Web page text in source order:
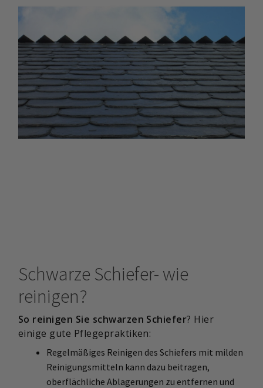
Schwarze Schiefer- wie
reinigen?
So reinigen Sie schwarzen Schiefer? Hier
einige gute Pflegepraktiken:
Regelmäßiges Reinigen des Schiefers mit milden
Reinigungsmitteln kann dazu beitragen,
oberflächliche Ablagerungen zu entfernen und